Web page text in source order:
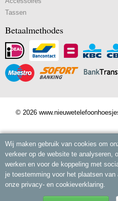
Tassen
Betaalmethodes
© 2026
Wij maken gebruik van cookies om
verkeer op de website te analyseren,
werken en voor de koppeling met
je toestemming voor het plaatsen
onze privacy- en cookieverklaring.